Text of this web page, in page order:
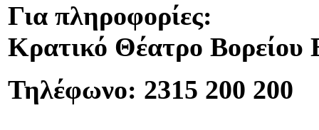
Για πληροφορίες:
Κρατικό Θέατρο Βορείου
Τηλέφωνο: 2315 200 200